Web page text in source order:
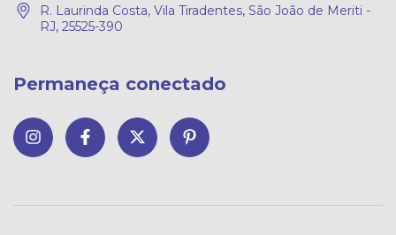
R. Laurinda Costa, Vila Tiradentes, São João de Meriti -
RJ, 25525-390
Permaneça conectado